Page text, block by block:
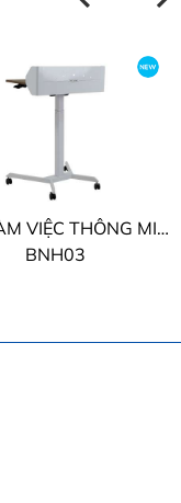
BÀN LÀM VIỆC THÔNG MINH THE ONE
BNH04